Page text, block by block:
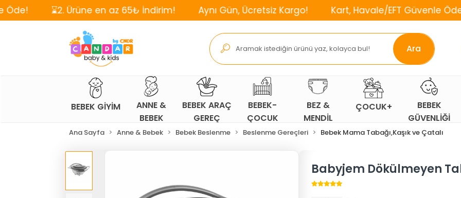
⌛2. Ürüne en az 65₺ İndirim! Aynı Gün, Ücretsiz Kargo! Kart, Havale/EFT Güvenle Öde! ⌛2.
Ara
BEBEK GİYİM
ANNE &
BEBEK
BEBEK ARAÇ
GEREÇ
BEBEK-
ÇOCUK
ODASI
BEZ &
MENDİL
ÇOCUK+
BEBEK
GÜVENLİĞİ
Ana Sayfa Anne & Bebek Bebek Beslenme Beslenme Gereçleri Bebek Mama Tabağı,Kaşık ve Çatalı
Babyjem Dökülmeyen